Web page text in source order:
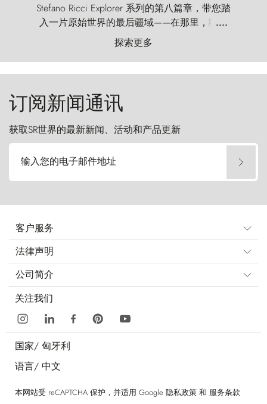
Stefano Ricci Explorer 系列的第八篇章，带您踏
入一片原始世界的最后疆域——在那里，狂风
以远古的怒号雕琢着自然，而百内塔（Torres
del Paine）则宛如石砌的哨兵，傲然向苍穹发
起挑战。
....
探索更多
订阅新闻通讯
获取SR世界的最新新闻、活动和产品更新
输入您的电子邮件地址
客户服务
法律声明
公司简介
关注我们
国家/ 匈牙利
语言/ 中文
本网站受 reCAPTCHA 保护，并适用 Google 隐私政策 和 服务条款